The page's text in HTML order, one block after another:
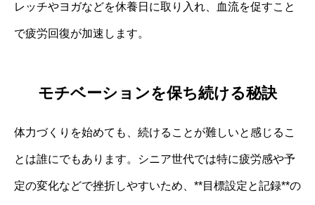
レッチやヨガなどを休養日に取り入れ、血流を促すこと
で疲労回復が加速します。
モチベーションを保ち続ける秘訣
体力づくりを始めても、続けることが難しいと感じるこ
とは誰にでもあります。シニア世代では特に疲労感や予
定の変化などで挫折しやすいため、**目標設定と記録**の